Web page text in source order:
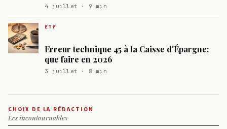
4 juillet · 9 min
ETF
Erreur technique 45 à la Caisse d'Épargne:
que faire en 2026
3 juillet · 8 min
CHOIX DE LA RÉDACTION
Les incontournables